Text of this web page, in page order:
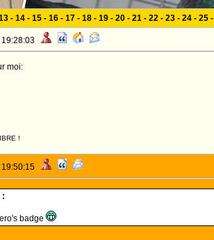
- 14- 15- 16- 17- 18- 19- 20- 21- 22- 23- 24- 25-
moi:
!
:
badge